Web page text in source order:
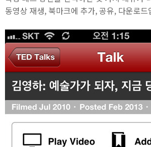
동영상 재생, 북마크에 추가, 공유, 다운로드